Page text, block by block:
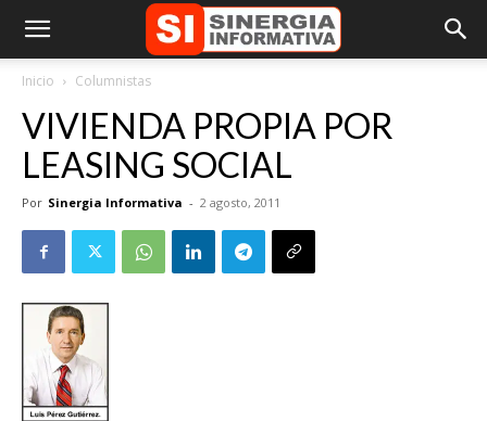
Inicio Columnistas
VIVIENDA PROPIA POR
LEASING SOCIAL
Por Sinergia Informativa - 2 agosto, 2011